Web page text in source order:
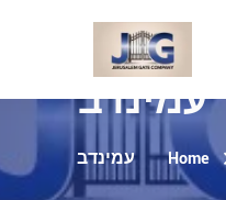
עמינדב
Home עמינדב